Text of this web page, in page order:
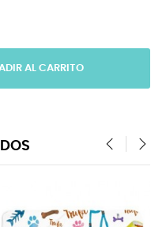
AL CARRITO